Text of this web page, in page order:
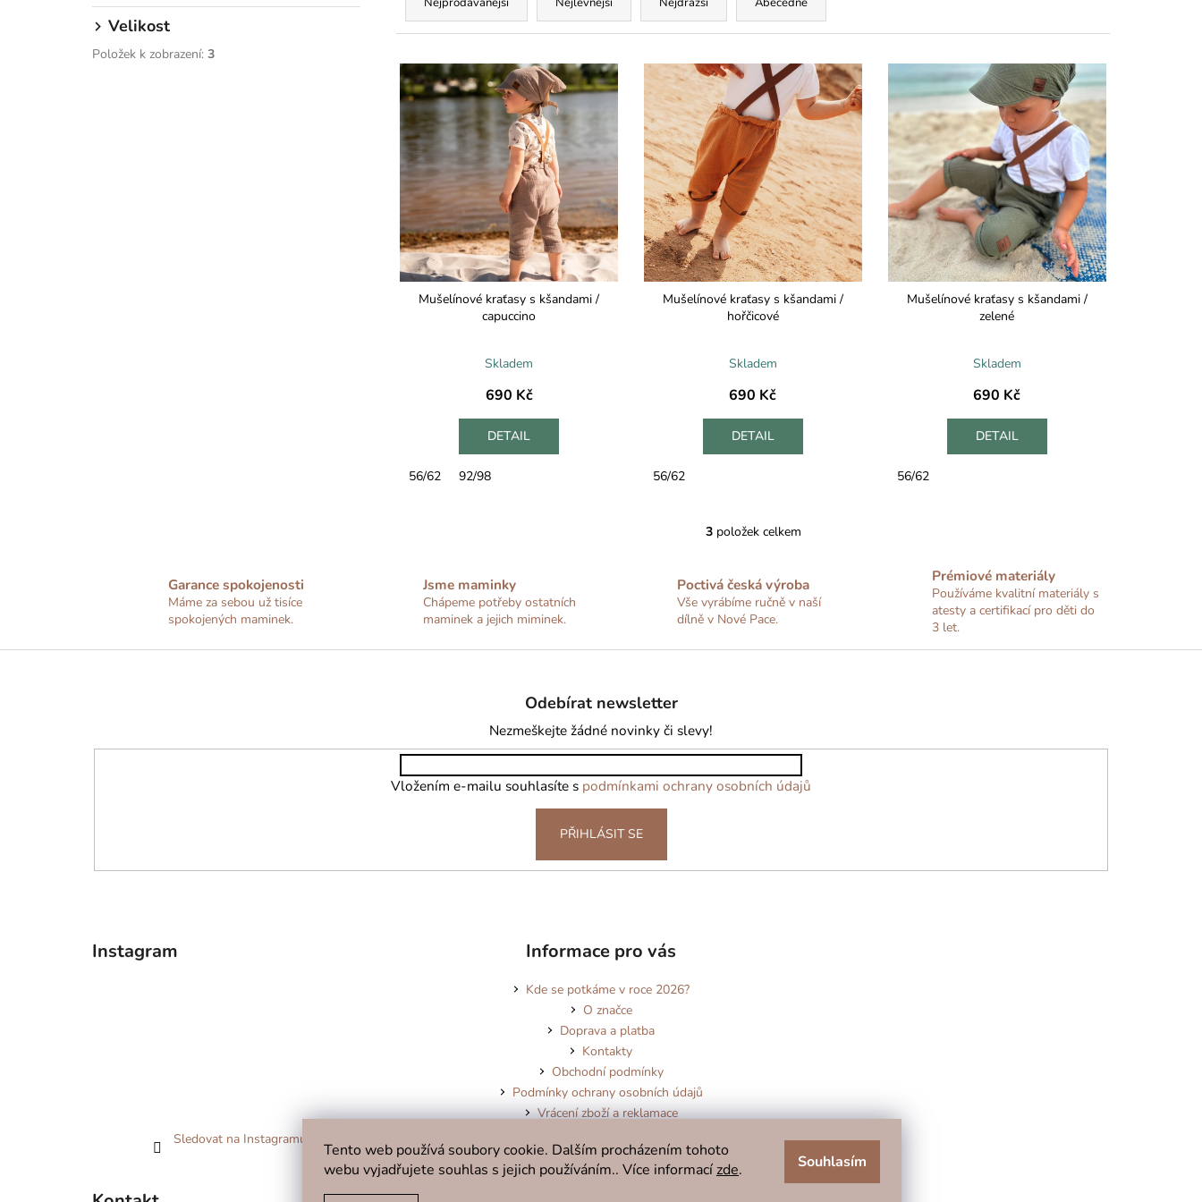
Tento web používá soubory cookie. Dalším procházením tohoto
webu vyjadřujete souhlas s jejich používáním.. Více informací zde. Souhlasím
Velikost
Položek k zobrazení: 3
z
n
í
p
r
o
d
u
k
t
ů
V
ý
p
i
s
p
r
o
d
u
Mušelínové kraťasy s kšandami /
capuccino
Skladem
690 Kč
DETAIL
56/62 92/98
Mušelínové kraťasy s kšandami /
hořčicové
Skladem
690 Kč
DETAIL
56/62
Mušelínové kraťasy s kšandami /
zelené
Skladem
690 Kč
DETAIL
56/62
O
l
á
d
c
k
y
v
s
3položek celkem
Garance spokojenosti
Máme za sebou už tisíce
spokojených maminek.
Jsme maminky
Chápeme potřeby ostatních
maminek a jejich miminek.
Poctivá česká výroba
Vše vyrábíme ručně v naší
dílně v Nové Pace.
Prémiové materiály
Používáme kvalitní materiály s
atesty a certifikací pro děti do
3 let.
Odebírat newsletter
Nezmeškejte žádné novinky či slevy!
Vložením e-mailu souhlasíte s podmínkami ochrany osobních údajů
PŘIHLÁSIT SE
Instagram
Sledovat na Instagramu
Informace pro vás
Kde se potkáme v roce 2026?
O značce
Doprava a platba
Kontakty
Obchodní podmínky
Podmínky ochrany osobních údajů
Vrácení zboží a reklamace